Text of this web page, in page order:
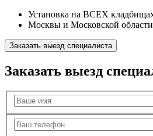
Установка на ВСЕХ
Москвы и Московской области
Заказать выезд специалиста
Заказать выезд